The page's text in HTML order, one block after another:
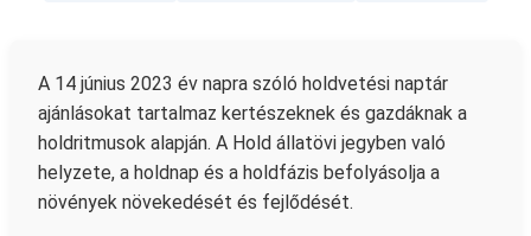
A 14 június 2023 év napra szóló holdvetési naptár
ajánlásokat tartalmaz kertészeknek és gazdáknak a
holdritmusok alapján. A Hold állatövi jegyben való
helyzete, a holdnap és a holdfázis befolyásolja a
növények növekedését és fejlődését.